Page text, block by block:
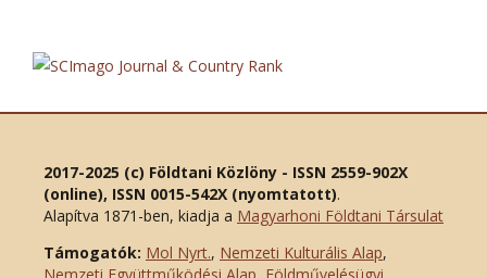
2017-2025 (c) Földtani Közlöny - ISSN 2559-902X
(online), ISSN 0015-542X (nyomtatott).
Alapítva 1871-ben, kiadja a Magyarhoni Földtani Társulat
Támogatók: Mol Nyrt., Nemzeti Kulturális Alap,
Nemzeti Együttműködési Alap, Földművelésügyi